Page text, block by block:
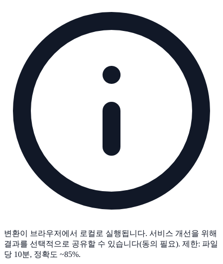
변환이 브라우저에서 로컬로 실행됩니다. 서비스 개선을 위해
결과를 선택적으로 공유할 수 있습니다(동의 필요). 제한: 파일
당 10분, 정확도 ~85%.